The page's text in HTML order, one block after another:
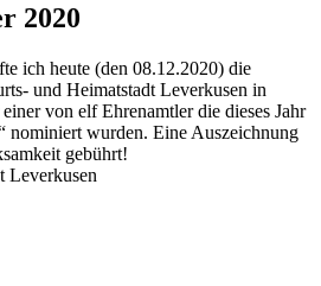
2020
ich heute (den 08.12.2020) die
und Heimatstadt Leverkusen in
von elf Ehrenamtler die dieses Jahr
nominiert wurden. Eine Auszeichnung
gebührt!
Leverkusen